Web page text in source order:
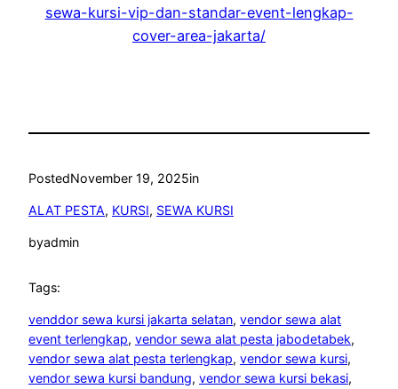
sewa-kursi-vip-dan-standar-event-lengkap-
cover-area-jakarta/
PostedNovember 19, 2025in
ALAT PESTA, KURSI, SEWA KURSI
byadmin
Tags:
venddor sewa kursi jakarta selatan, vendor sewa alat
event terlengkap, vendor sewa alat pesta jabodetabek
vendor sewa alat pesta terlengkap, vendor sewa kursi
vendor sewa kursi bandung, vendor sewa kursi bekasi